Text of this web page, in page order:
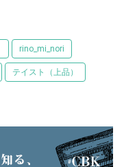
rino_mi_nori
テイスト（上品）